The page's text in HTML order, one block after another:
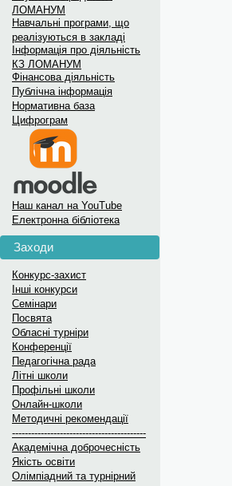
ЛОМАНУМ
Навчальні програми, що
реалізуються в закладі
Інформація про діяльність
КЗ ЛОМАНУМ
Фінансова діяльність
Публічна інформація
Нормативна база
Цифрограм
Наш канал на YouTube
Електронна бібліотека
Заходи
Конкурс-захист
Інші конкурси
Семінари
Посвята
Обласні турніри
Конференції
Педагогічна рада
Літні школи
Профільні школи
Онлайн-школи
Методичні рекомендації
------------------------------------------
Академічна доброчесність
Якість освіти
Олімпіадний та турнірний